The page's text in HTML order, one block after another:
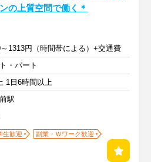
の上質空間で働く＊
1313円（時間帯による）+交通費
・パート
1日6時間以上
駅
生歓迎
副業・Ｗワーク歓迎